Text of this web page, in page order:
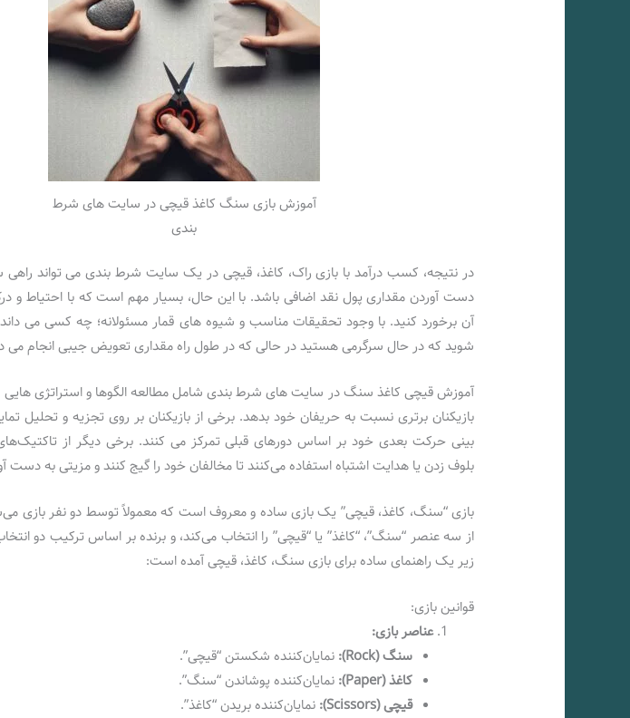
آموزش بازی سنگ کاغذ قیچی در سایت های شرط
بندی
در نتیجه، کسب درآمد با بازی راک، کاغذ، قیچی در یک سایت شرط بندی می تواند راهی
دست آوردن مقداری پول نقد اضافی باشد. با این حال، بسیار مهم است که با احتیاط و
آن برخورد کنید. با وجود تحقیقات مناسب و شیوه های قمار مسئولانه؛ چه کسی می
شوید که در حال سرگرمی هستید در حالی که در طول راه مقداری تعویض جیبی انجام می
آموزش قیچی کاغذ سنگ در سایت های شرط بندی شامل مطالعه الگوها و استراتژی هایی
بازیکنان برتری نسبت به حریفان خود بدهد. برخی از بازیکنان بر روی تجزیه و تحلیل
بینی حرکت بعدی خود بر اساس دورهای قبلی تمرکز می کنند. برخی دیگر از
بلوف زدن یا هدایت اشتباه استفاده می‌کنند تا مخالفان خود را گیج کنند و مزیتی به دست
بازی “سنگ، کاغذ، قیچی” یک بازی ساده و معروف است که معمولاً توسط دو نفر بازی
از سه عنصر “سنگ”، “کاغذ” یا “قیچی” را انتخاب می‌کند، و برنده بر اساس ترکیب دو
زیر یک راهنمای ساده برای بازی سنگ، کاغذ، قیچی آمده است:
قوانین بازی:
عناصر بازی:
سنگ (Rock):
نمایان‌کننده شکستن “قیچی”.
کاغذ (Paper):
نمایان‌کننده پوشاندن “سنگ”.
قیچی (Scissors):
نمایان‌کننده بریدن “کاغذ”.